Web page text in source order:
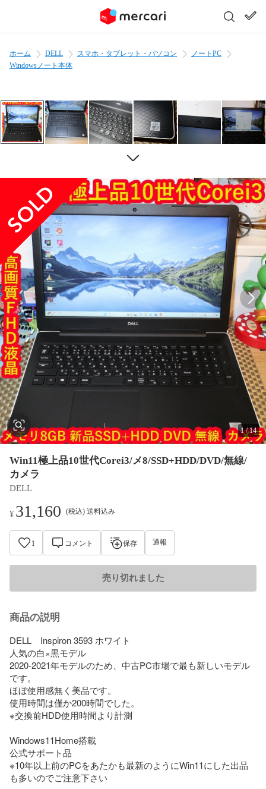
ホーム DELL スマホ・タブレット・パソコン
ノートPC
Windowsノート本体
1/14
Win11極上品10世代Corei3/メ8/SSD+HDD/DVD/無線/
カメラ
DELL
¥31,160 (税込) 送料込み
1 コメント 保存 通報
売り切れました
商品の説明
DELL　Inspiron 3593 ホワイト
人気の白×黒モデル
2020-2021年モデルのため、中古PC市場で最も新しいモデル
です。
ほぼ使用感無く美品です。
使用時間は僅か200時間でした。
※交換前HDD使用時間より計測
Windows11Home搭載
公式サポート品
※10年以上前のPCをあたかも最新のようにWin11にした出品
も多いのでご注意下さい